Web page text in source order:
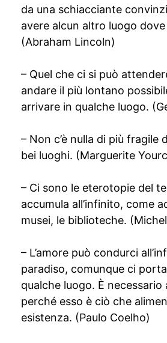
da una schiacciante
avere alcun altro luogo
(Abraham Lincoln)
– Quel che ci si può
andare il più lontano
arrivare in qualche luogo.
– Non c’è nulla di più fragile
bei luoghi. (Marguerite
– Ci sono le eterotopie del
accumula all’infinito, come
musei, le biblioteche.
– L’amore può condurci
paradiso, comunque ci
qualche luogo. È
perché esso è ciò che
esistenza. (Paulo Coelho)